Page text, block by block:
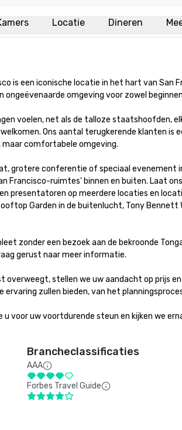
Locatie Dineren
is een iconische locatie in het hart van San
omgeving voor zowel
voelen, net als de talloze staatshoofden,
Ons aantal terugkerende klanten
maar comfortabele omgeving.
grotere conferentie of speciaal evenement
Francisco-ruimtes' binnen en buiten. Laat
presentatoren op meerdere locaties en
Garden in de buitenlucht, Tony
zonder een bezoek aan de bekroonde
gerust naar meer informatie.
overweegt, stellen we uw aandacht op prijs
ervaring zullen bieden, van het
u voor uw voortdurende steun en kijken we
Brancheclassificaties
AAA
Forbes Travel Guide